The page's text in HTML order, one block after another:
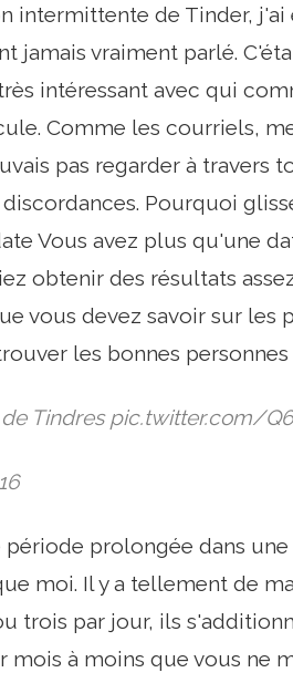
intermittente de Tinder,
jamais vraiment parlé.
intéressant avec qui
Comme les courriels,
pas regarder à travers
Pourquoi
Vous avez plus qu'une
obtenir des résultats
vous devez savoir sur les
les bonnes personnes
Tindres pic.twitter.com/
prolongée dans
moi. Il y a tellement de
trois par jour, ils
mois à moins que vous ne